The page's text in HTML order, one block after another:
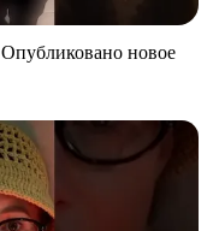
новое